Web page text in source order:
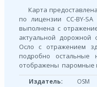
Карта
по лицензии СС-BY-
выполнена с
актуальной дорожной
Осло с отражением
подробно остальные
отображены паромные
Издатель:
OSM